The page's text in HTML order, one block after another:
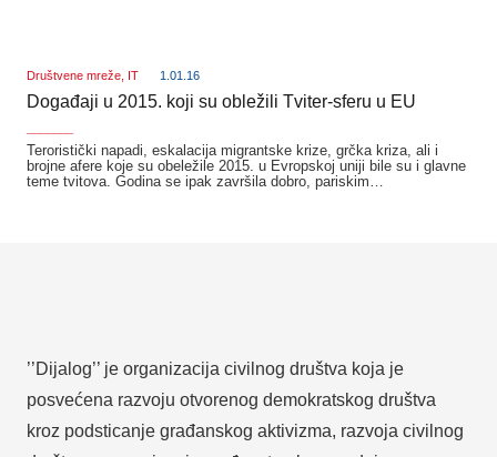
Društvene mreže IT 1.01.16
Događaji u 2015. koji su obležili Tviter-sferu u EU
Teroristički napadi, eskalacija migrantske krize, grčka kriza, ali i
brojne afere koje su obeležile 2015. u Evropskoj uniji bile su i glavne
teme tvitova. Godina se ipak završila dobro, pariskim…
’’Dijalog’’ je organizacija civilnog društva koja je
posvećena razvoju otvorenog demokratskog društva
kroz podsticanje građanskog aktivizma, razvoja civilnog